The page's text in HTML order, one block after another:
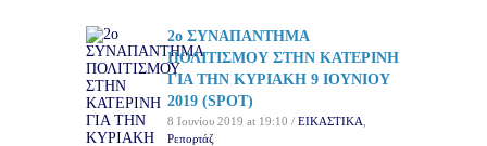
2ο ΣΥΝΑΠΑΝΤΗΜΑ
ΠΟΛΙΤΙΣΜΟΥ ΣΤΗΝ ΚΑΤΕΡΙΝΗ
ΓΙΑ ΤΗΝ ΚΥΡΙΑΚΗ 9 ΙΟΥΝΙΟΥ
2019 (SPOT)
8 Ιουνίου 2019 at 19:10 / ΕΙΚΑΣΤΙΚΑ
Ρεπορτάζ